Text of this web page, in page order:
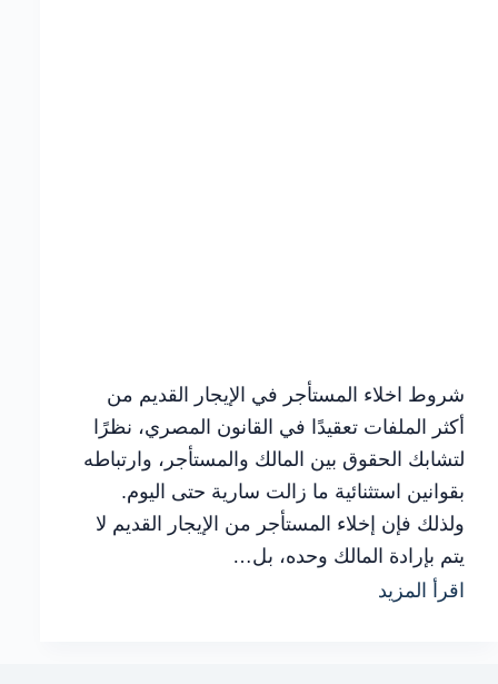
شروط اخلاء المستأجر في الإيجار القديم من
أكثر الملفات تعقيدًا في القانون المصري، نظرًا
لتشابك الحقوق بين المالك والمستأجر، وارتباطه
بقوانين استثنائية ما زالت سارية حتى اليوم.
ولذلك فإن إخلاء المستأجر من الإيجار القديم لا
يتم بإرادة المالك وحده، بل…
اقرأ المزيد